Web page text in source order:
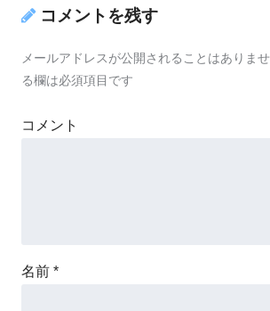
コメントを残す
メールアドレスが公開されることはありませ
る欄は必須項目です
コメント
名前 *